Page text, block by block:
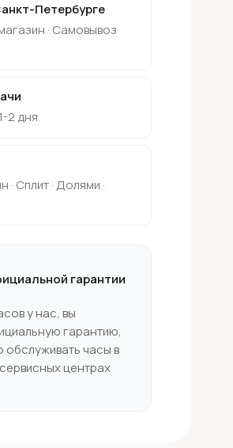
Петербурге
· Самовывоз
2 дня
· Сплит · Долями ·
гарантии
у нас, вы
гарантию,
часы в
центрах